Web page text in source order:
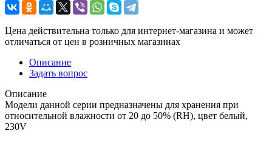
Цена действительна только для интернет-магазина и может
отличаться от цен в розничных магазинах
Описание
Задать вопрос
Описание
Модели данной серии предназначены для хранения при
относительной влажности от 20 до 50% (RH), цвет белый,
230V